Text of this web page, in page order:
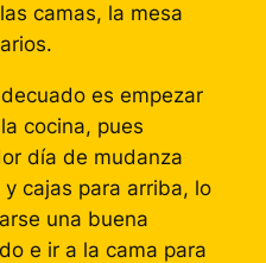
camas, la mesa
es empezar
cocina, pues
día de mudanza
cajas para arriba, lo
una buena
e ir a la cama para